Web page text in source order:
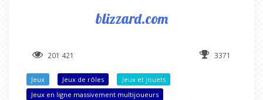
blizzard.com
201 421 3371
Jeux Jeux de rôles
Jeux et jouets
Jeux en ligne massivement multijoueurs